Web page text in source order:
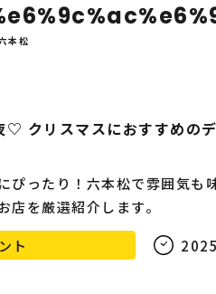
本松
♡ クリスマスにおすすめの
ぴったり！六本松で雰囲気も
店を厳選紹介します。
ト